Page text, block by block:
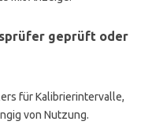
geprüft oder
für Kalibrierintervalle,
von Nutzung.